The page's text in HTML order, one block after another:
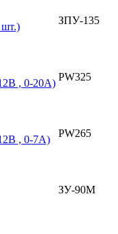
шт.)
ЗПУ-135
, 0-20А)
PW325
, 0-7А)
PW265
ЗУ-90М